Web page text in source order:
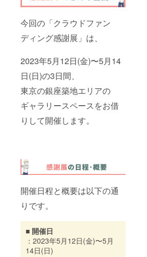
今回の「クラウドファン
ディング感謝展」は、
2023年5月12日(金)〜5月14
日(日)の3日間、
東京の銀座築地エリアの
ギャラリースペースをお借
りして開催します。
開催日程と概要は以下の通
りです。
■ 開催日
：2023年5月12日(金)〜5月
14日(日)